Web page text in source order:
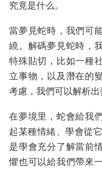
究竟是什么。
當夢見蛇時，我們可
繞。解碼夢見蛇時，
特殊貼切，比如一種
立事物，以及潛在的
考慮，我們可以解析出
在夢境里，蛇會給我
起某種情緒、學會從
是學會充分了解當前
懼也可以給我們帶來